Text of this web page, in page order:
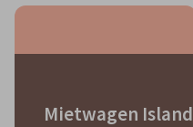
Mietwagen Island